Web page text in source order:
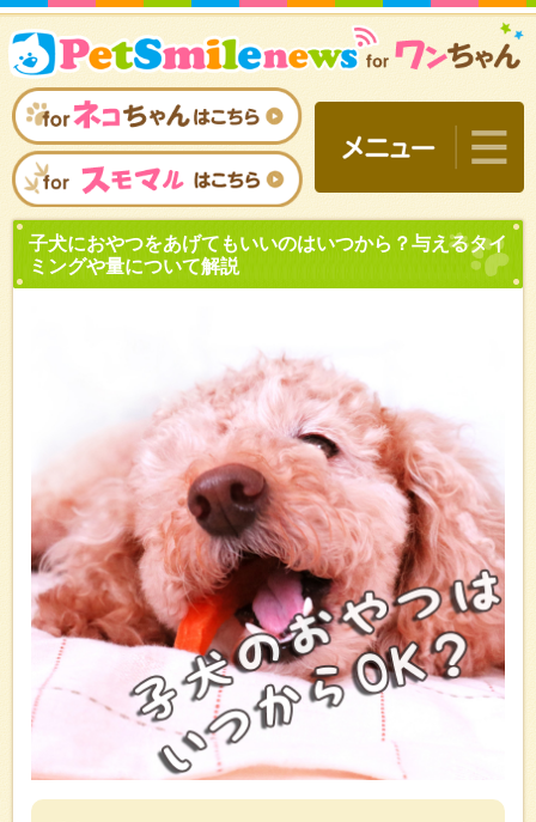
子犬におやつをあげてもい
ミングや量について解説